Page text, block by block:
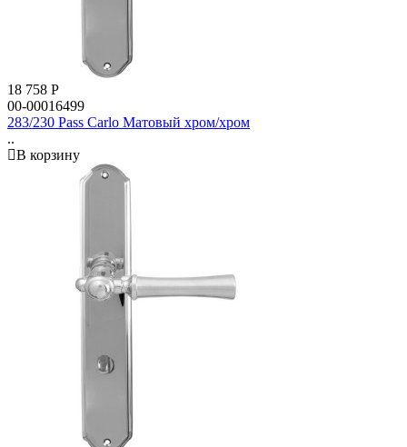
18 758 Р
00-00016499
283/230 Pass Carlo Матовый хром/хром
..
В корзину